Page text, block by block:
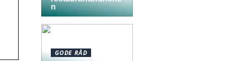
n
GODE RÅD